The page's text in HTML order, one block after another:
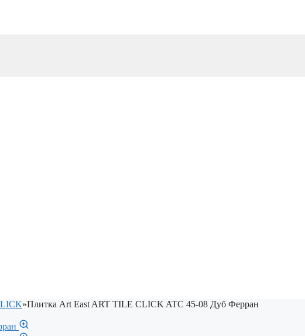
»Плитка Art East ART TILE CLICK ATC 45-08 Дуб Ферран